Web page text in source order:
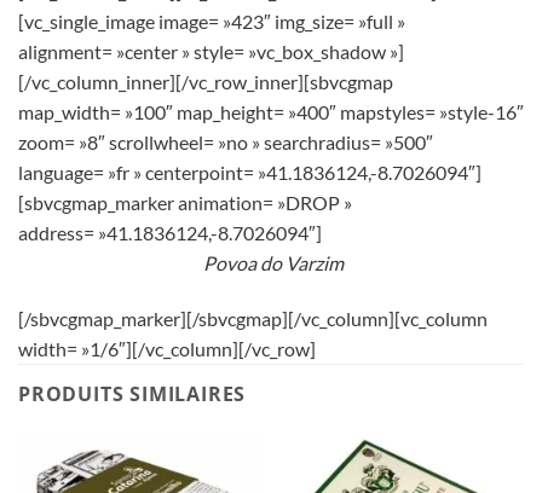
[vc_single_image image= »423″ img_size= »full »
alignment= »center » style= »vc_box_shadow »]
[/vc_column_inner][/vc_row_inner][sbvcgmap
map_width= »100″ map_height= »400″ mapstyles= »style-16″
zoom= »8″ scrollwheel= »no » searchradius= »500″
language= »fr » centerpoint= »41.1836124,-8.7026094″]
[sbvcgmap_marker animation= »DROP »
address= »41.1836124,-8.7026094″]
Povoa do Varzim
[/sbvcgmap_marker][/sbvcgmap][/vc_column][vc_column
width= »1/6″][/vc_column][/vc_row]
PRODUITS SIMILAIRES